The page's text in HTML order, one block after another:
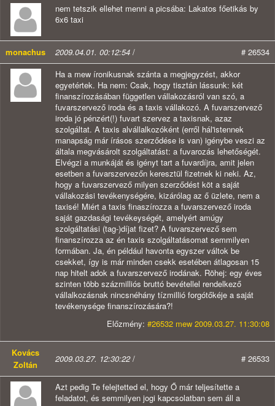
nem tetszik ellehet menni a picsába: Lakatos főetikás by
6x6 taxi
monachus 2009.04.01. 00:12:54 /
# 26534
Ha a mew íronikusnak szánta a megjegyzést, akkor
egyetértek. Ha nem: Csak, hogy tisztán lássunk: két
finanszírozásában független vállakozásról van szó, a
fuvarszervező iroda és a taxis vállakozó. A fuvarszervező
iroda jó pénzért(!) fuvart szervez a taxisnak, azaz
szolgáltat. A taxis alvállalkozóként (erről hál'istennek
manapság már írásos szerződése is van) igénybe veszi az
általa megvásárolt szolgáltatást: a fuvarozás lehetőségét.
Elvégzi a munkáját és igényt tart a fuvardíjra, amit jelen
esetben a fuvarszervezőn keresztül fizetnek ki neki. Az,
hogy a fuvarszervező milyen szerződést köt a saját
vállakozási tevékenységére, kizárólag az ő üzlete, nem a
taxisé! Miért a taxis finaszírozza a fuvarszervező iroda
saját gazdasági tevékeységét, amelyért amúgy
szolgáltatási (tag-)díjat fizet? A fuvarszervező sem
finanszírozza az én taxis szolgáltatásomat semmilyen
formában. Ja, én például havonta egyszer váltok be
csekket, így is már minden csekk esetében átlagosan 15
nap hitelt adok a fuvarszervező irodának. Röhej: egy éves
szinten több százmilliós bruttó bevétellel rendelkező
vállalkozásnak nincsnéhány tízmillió forgótőkéje a saját
tevékenysége finanszírozására?!
Előzmény: #26532 mew 2009.03.27. 11:30:08
Kovács
Zoltán
2009.03.27. 12:30:22/ # 26533
Azt pedig Te felejtetted el, hogy Ő már teljesítette a
feladatot, és semmilyen jogi kapcsolatban sem áll a